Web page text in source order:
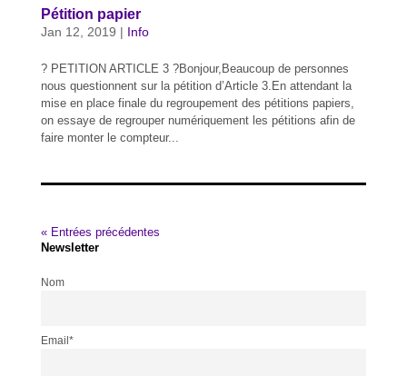
Pétition papier
Jan 12, 2019 | Info
? PETITION ARTICLE 3 ?Bonjour,Beaucoup de personnes
nous questionnent sur la pétition d’Article 3.En attendant la
mise en place finale du regroupement des pétitions papiers,
on essaye de regrouper numériquement les pétitions afin de
faire monter le compteur...
« Entrées précédentes
Newsletter
Nom
Email*